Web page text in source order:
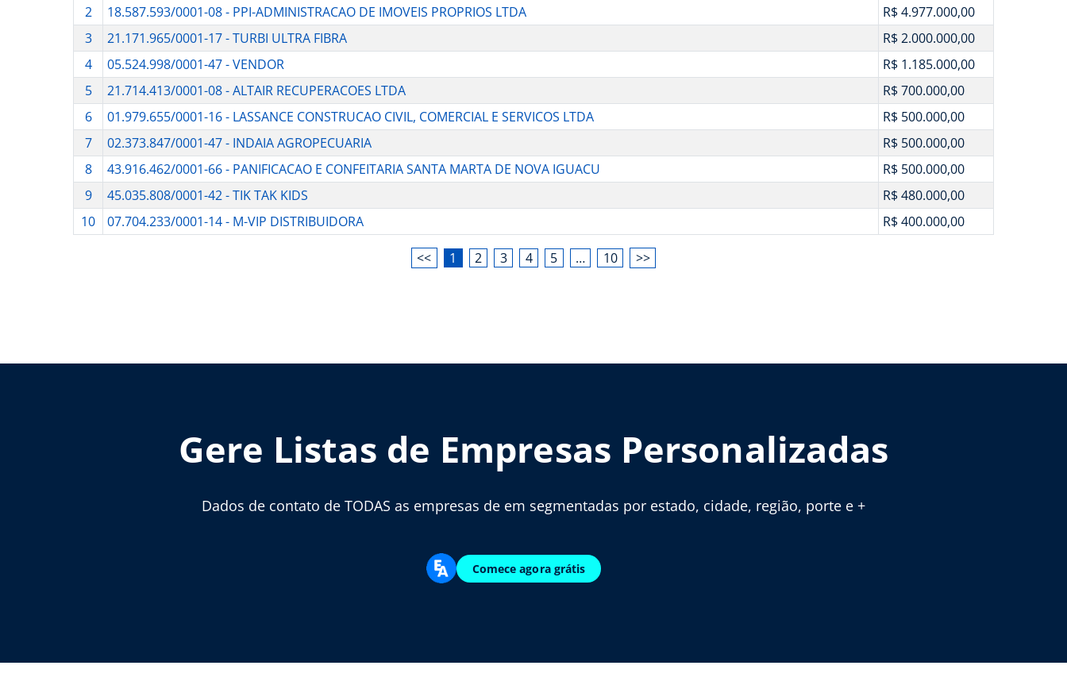
2
18.587.593/0001-08 - PPI-ADMINISTRACAO DE IMOVEIS PROPRIOS LTDA
R$ 4.977.000,00
3
21.171.965/0001-17 - TURBI ULTRA FIBRA
R$ 2.000.000,00
4
05.524.998/0001-47 - VENDOR
R$ 1.185.000,00
5
21.714.413/0001-08 - ALTAIR RECUPERACOES LTDA
R$ 700.000,00
6
01.979.655/0001-16 - LASSANCE CONSTRUCAO CIVIL, COMERCIAL E SERVICOS LTDA
R$ 500.000,00
7
02.373.847/0001-47 - INDAIA AGROPECUARIA
R$ 500.000,00
8
43.916.462/0001-66 - PANIFICACAO E CONFEITARIA SANTA MARTA DE NOVA IGUACU
R$ 500.000,00
9
45.035.808/0001-42 - TIK TAK KIDS
R$ 480.000,00
10
07.704.233/0001-14 - M-VIP DISTRIBUIDORA R$ 400.000,00
<< 1 2 3 4 5 … 10 >>
Gere Listas de Empresas Personalizadas
Dados de contato de TODAS as empresas de em segmentadas por estado, cidade, região, porte e +
Comece agora grátis